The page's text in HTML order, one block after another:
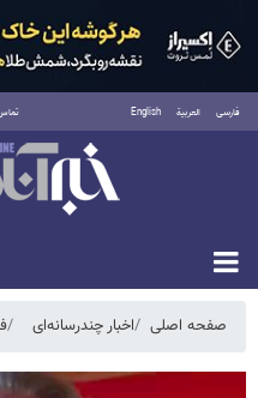
فارسی العربية English
پنجشنبه ۱۵ مرداد ۱۴۰۵
صفحه اصلی اخبار چندرسانه‌ای